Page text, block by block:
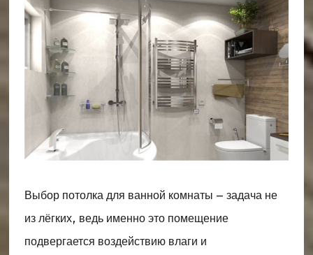
Выбор потолка для ванной комнаты – задача не
из лёгких, ведь именно это помещение
подвергается воздействию влаги и